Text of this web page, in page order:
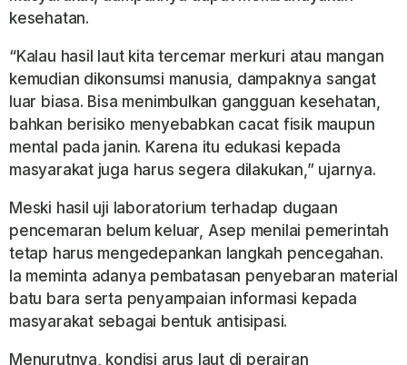
kesehatan.
“Kalau hasil laut kita tercemar merkuri atau mangan
kemudian dikonsumsi manusia, dampaknya sangat
luar biasa. Bisa menimbulkan gangguan kesehatan,
bahkan berisiko menyebabkan cacat fisik maupun
mental pada janin. Karena itu edukasi kepada
masyarakat juga harus segera dilakukan,” ujarnya.
Meski hasil uji laboratorium terhadap dugaan
pencemaran belum keluar, Asep menilai pemerintah
tetap harus mengedepankan langkah pencegahan.
Ia meminta adanya pembatasan penyebaran material
batu bara serta penyampaian informasi kepada
masyarakat sebagai bentuk antisipasi.
Menurutnya, kondisi arus laut di perairan